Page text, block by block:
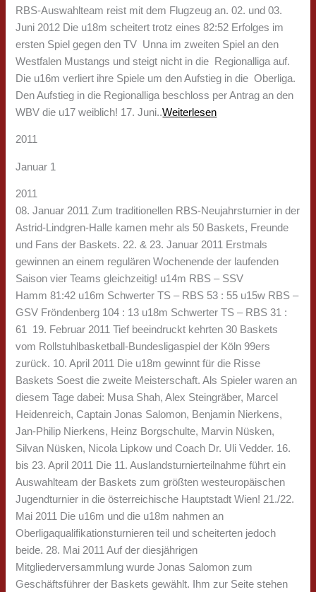
RBS-Auswahlteam reist mit dem Flugzeug an. 02. und 03.
Juni 2012 Die u18m scheitert trotz eines 82:52 Erfolges im
ersten Spiel gegen den TV Unna im zweiten Spiel an den
Westfalen Mustangs und steigt nicht in die Regionalliga auf.
Die u16m verliert ihre Spiele um den Aufstieg in die Oberliga.
Den Aufstieg in die Regionalliga beschloss per Antrag an den
WBV die u17 weiblich! 17. Juni..Weiterlesen
2011
Januar 1
2011
08. Januar 2011 Zum traditionellen RBS-Neujahrsturnier in der
Astrid-Lindgren-Halle kamen mehr als 50 Baskets, Freunde
und Fans der Baskets. 22. & 23. Januar 2011 Erstmals
gewinnen an einem regulären Wochenende der laufenden
Saison vier Teams gleichzeitig! u14m RBS – SSV
Hamm 81:42 u16m Schwerter TS – RBS 53 : 55 u15w RBS –
GSV Fröndenberg 104 : 13 u18m Schwerter TS – RBS 31 :
61 19. Februar 2011 Tief beeindruckt kehrten 30 Baskets
vom Rollstuhlbasketball-Bundesligaspiel der Köln 99ers
zurück. 10. April 2011 Die u18m gewinnt für die Risse
Baskets Soest die zweite Meisterschaft. Als Spieler waren an
diesem Tage dabei: Musa Shah, Alex Steingräber, Marcel
Heidenreich, Captain Jonas Salomon, Benjamin Nierkens,
Jan-Philip Nierkens, Heinz Borgschulte, Marvin Nüsken,
Silvan Nüsken, Nicola Lipkow und Coach Dr. Uli Vedder. 16.
bis 23. April 2011 Die 11. Auslandsturnierteilnahme führt ein
Auswahlteam der Baskets zum größten westeuropäischen
Jugendturnier in die österreichische Hauptstadt Wien! 21./22.
Mai 2011 Die u16m und die u18m nahmen an
Oberligaqualifikationsturnieren teil und scheiterten jedoch
beide. 28. Mai 2011 Auf der diesjährigen
Mitgliederversammlung wurde Jonas Salomon zum
Geschäftsführer der Baskets gewählt. Ihm zur Seite stehen